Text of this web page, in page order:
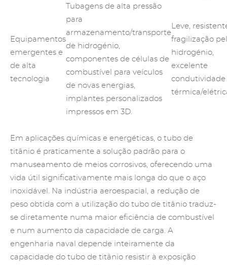
Equipamentos
emergentes e
de alta
tecnologia
Tubagens de alta pressão
para
armazenamento/transporte
de hidrogénio,
componentes de células de
combustível para veículos
de novas energias,
implantes personalizados
impressos em 3D.
Leve,
fragilização
hidrogénio,
excelente
condutividade
térmica/
Em aplicações químicas e energéticas, o tubo de
titânio é praticamente a solução padrão para o
manuseamento de meios corrosivos, oferecendo uma
vida útil significativamente mais longa do que o aço
inoxidável. Na indústria aeroespacial, a redução de
peso obtida com a utilização do tubo de titânio traduz-
se diretamente numa maior eficiência de combustível
e num aumento da capacidade de carga. A
engenharia naval depende inteiramente da
capacidade do tubo de titânio resistir à exposição